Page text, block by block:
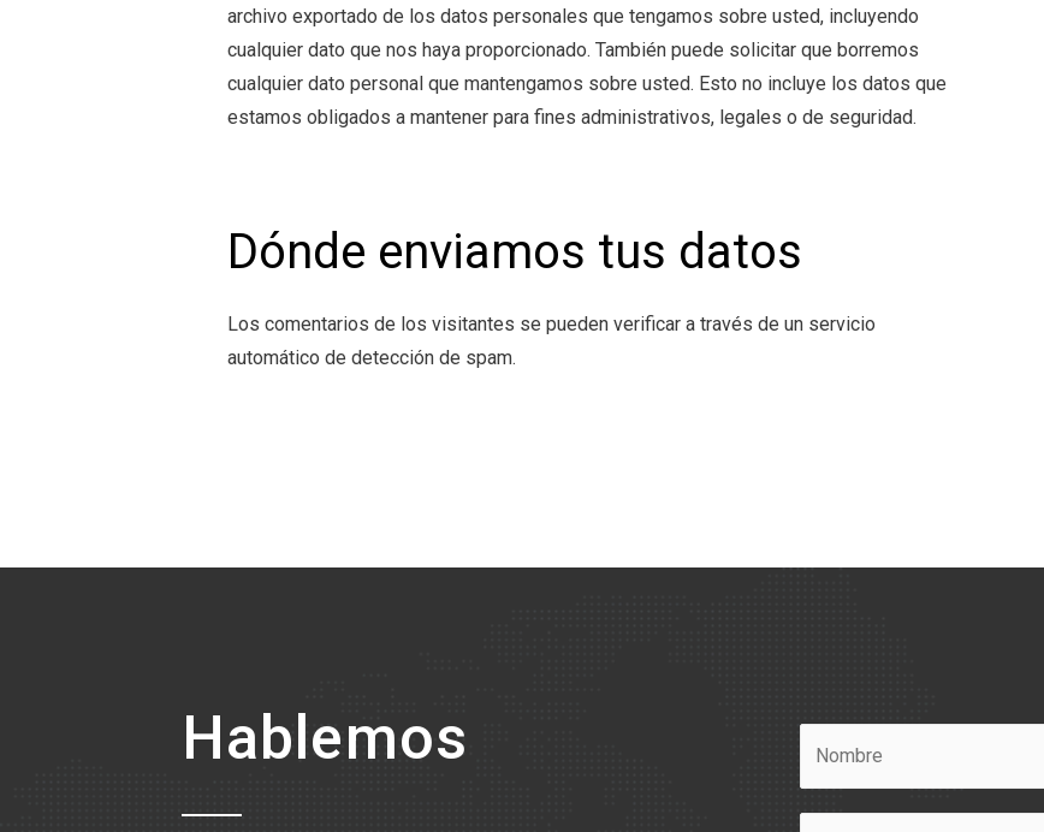
archivo exportado de los datos personales que tengamos sobre usted, incluyendo
cualquier dato que nos haya proporcionado. También puede solicitar que borremos
cualquier dato personal que mantengamos sobre usted. Esto no incluye los datos que
estamos obligados a mantener para fines administrativos, legales o de seguridad.
Dónde enviamos tus datos
Los comentarios de los visitantes se pueden verificar a través de un servicio
automático de detección de spam.
Hablemos